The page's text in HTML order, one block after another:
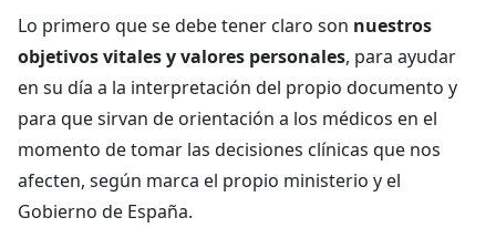
Lo primero que se debe tener claro son nuestros
objetivos vitales y valores personales, para ayudar
en su día a la interpretación del propio documento y
para que sirvan de orientación a los médicos en el
momento de tomar las decisiones clínicas que nos
afecten, según marca el propio ministerio y el
Gobierno de España.